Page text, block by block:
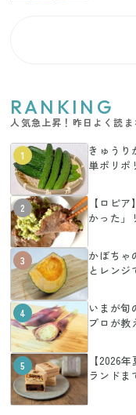
RANKING
人気急上昇！昨日よく読
1
きゅうり
単ポリポ
2
【ロピ
かった」
3
かぼちゃ
とレンジ
4
いまが旬
プロが教
5
【2026
ランドま